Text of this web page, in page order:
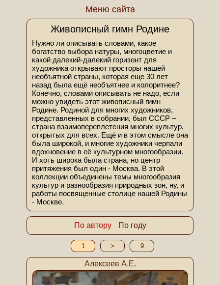
Меню сайта
Живописный гимн Родине
Нужно ли описывать словами, какое
богатство выбора натуры, многоцветие и
какой далекий-далекий горизонт для
художника открывают просторы нашей
необъятной страны, которая еще 30 лет
назад была ещё необъятнее и колоритнее?
Конечно, словами описывать не надо, если
можно увидеть этот живописный гимн
Родине. Родиной для многих художников,
представленных в собрании, был СССР –
страна взаимопереплетения многих культур,
открытых для всех. Ещё и в этом смысле она
была широкой, и многие художники черпали
вдохновение в её культурном многообразии.
И хоть широка была страна, но центр
притяжения был один - Москва. В этой
коллекции объединены темы многообразия
культур и разнообразия природных зон, ну, и
работы посвященные столице нашей Родины
- Москве.
По автору По году
1 > 9
Алексеев А.Е.